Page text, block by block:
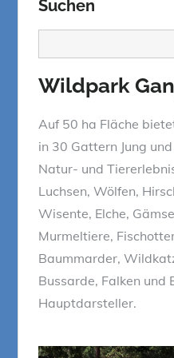
Suchen
Wildpark
Auf 50 ha Fläche
in 30 Gattern Jung
Natur- und
Luchsen, Wölfen,
Wisente, Elche,
Murmeltiere,
Baummarder,
Bussarde, Falken und
Hauptdarsteller.